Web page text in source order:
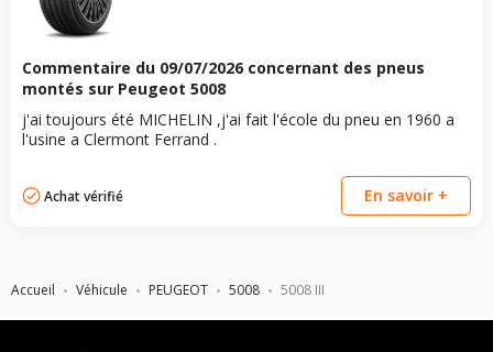
Accueil Véhicule PEUGEOT 5008 5008 III
Commentaire du 09/07/2026 concernant des pneus
montés sur Peugeot 5008
j'ai toujours été MICHELIN ,j'ai fait l'école du pneu en 1960 a
l'usine a Clermont Ferrand .
Achat vérifié En savoir +